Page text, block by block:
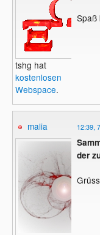
tshg hat
kostenlosen
Webspace.
Spaß
malia 12:39,
der